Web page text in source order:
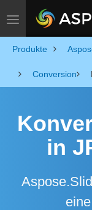
Toggle navigation
Produkte
Conversion
in